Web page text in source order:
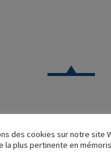
BOUCHERIE
des cookies sur notre site
la plus pertinente en